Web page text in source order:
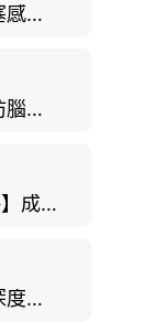
助聽器戴唔慣？拆解「悶塞感」成因、堵耳效應與 4 週適應期全攻略
長者戴助聽器好處多：預防腦退化、9大誤區破解及家屬陪伴全手冊
【2026 耳水不平衡全攻略】成因、病徵、治療及改善方法
視力不好會影響聽力嗎？深度拆解大腦「眼耳並用」的科學秘密